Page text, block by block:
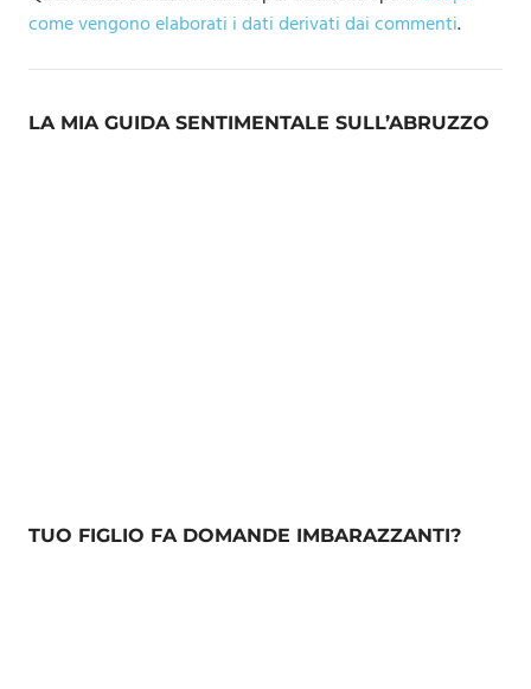
come vengono elaborati i dati derivati dai commenti.
LA MIA GUIDA SENTIMENTALE SULL’ABRUZZO
TUO FIGLIO FA DOMANDE IMBARAZZANTI?